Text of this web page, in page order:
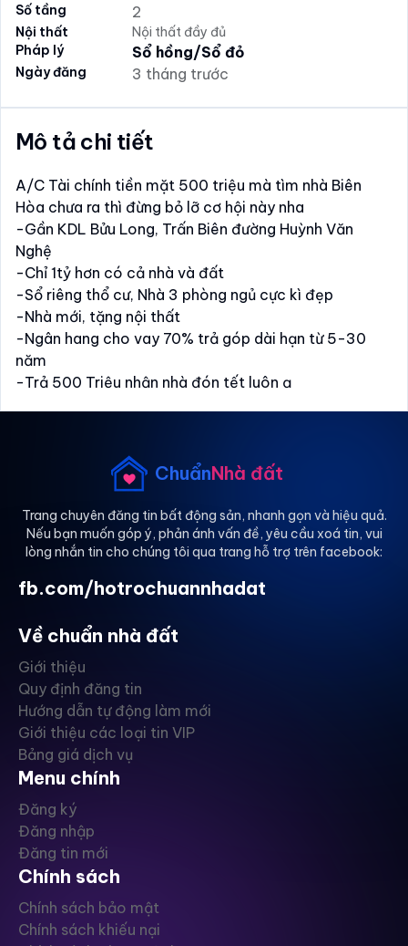
Số tầng 2
Nội thất
Nội thất đầy đủ
Pháp lý
Sổ hồng/Sổ đỏ
Ngày đăng 3 tháng trước
Mô tả chi tiết
A/C Tài chính tiền mặt 500 triệu mà tìm nhà Biên
Hòa chưa ra thì đừng bỏ lỡ cơ hội này nha
-Gần KDL Bửu Long, Trấn Biên đường Huỳnh Văn
Nghệ
-Chỉ 1tỷ hơn có cả nhà và đất
-Sổ riêng thổ cư, Nhà 3 phòng ngủ cực kì đẹp
-Nhà mới, tặng nội thất
-Ngân hang cho vay 70% trả góp dài hạn từ 5-30
năm
-Trả 500 Triệu nhận nhà đón tết luôn ạ
ChuẩnNhà đất
Trang chuyên đăng tin bất động sản, nhanh gọn và hiệu quả.
Nếu bạn muốn góp ý, phản ánh vấn đề, yêu cầu xoá tin, vui
lòng nhắn tin cho chúng tôi qua trang hỗ trợ trên facebook:
fb.com/hotrochuannhadat
Về chuẩn nhà đất
Giới thiệu
Quy định đăng tin
Hướng dẫn tự động làm mới
Giới thiệu các loại tin VIP
Bảng giá dịch vụ
Menu chính
Đăng ký
Đăng nhập
Đăng tin mới
Chính sách
Chính sách bảo mật
Chính sách khiếu nại